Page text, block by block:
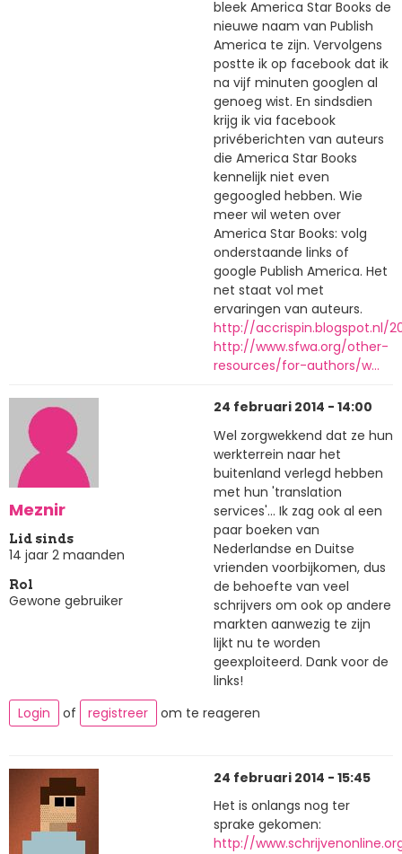
bleek America Star Books de
nieuwe naam van Publish
America te zijn. Vervolgens
postte ik op facebook dat ik
na vijf minuten googlen al
genoeg wist. En sindsdien
krijg ik via facebook
privéberichten van auteurs
die America Star Books
kennelijk niet even
gegoogled hebben. Wie
meer wil weten over
America Star Books: volg
onderstaande links of
google Publish America. Het
net staat vol met
ervaringen van auteurs.
http://accrispin.blogspot.nl/
http://www.sfwa.org/other-
resources/for-authors/w…
Meznir
Lid sinds
14 jaar 2 maanden
Rol
Gewone gebruiker
24 februari 2014 - 14:00
Wel zorgwekkend dat ze hun
werkterrein naar het
buitenland verlegd hebben
met hun 'translation
services'... Ik zag ook al een
paar boeken van
Nederlandse en Duitse
vrienden voorbijkomen, dus
de behoefte van veel
schrijvers om ook op andere
markten aanwezig te zijn
lijkt nu te worden
geexploiteerd. Dank voor de
links!
Login
of registreer om te reageren
24 februari 2014 - 15:45
Het is onlangs nog ter
sprake gekomen:
http://